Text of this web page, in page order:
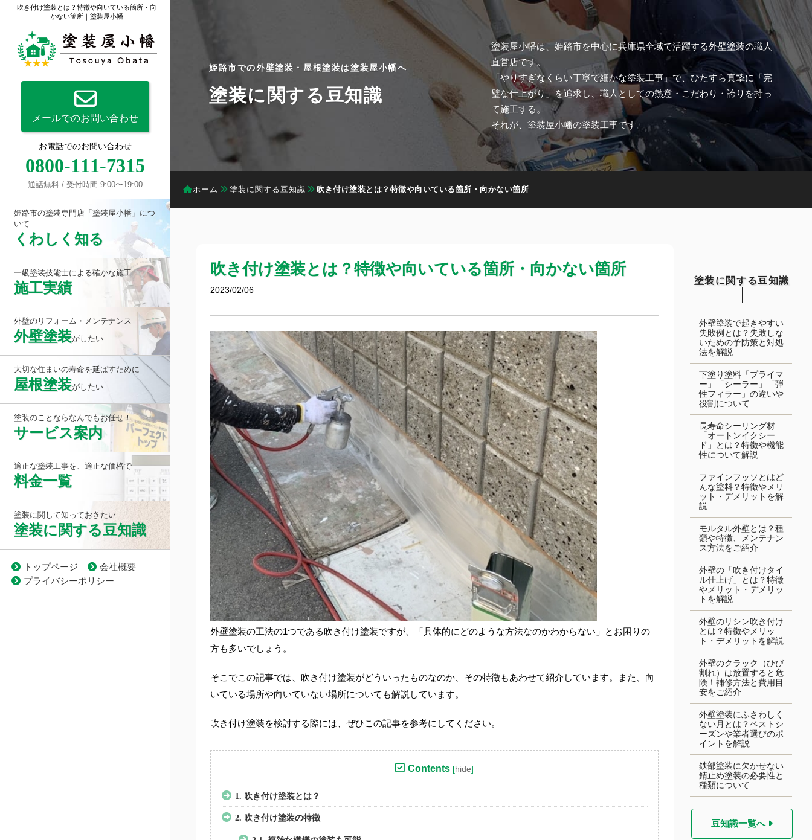
吹き付け塗装とは？特徴や向いている箇所・向
かない箇所｜塗装屋小幡
メールでのお問い合わせ
お電話でのお問い合わせ
0800-111-7315
通話無料 / 受付時間 9:00〜19:00
姫路市の塗装専門店「塗装屋小幡」につ
いて
くわしく知る
一級塗装技能士による確かな施工
施工実績
外壁のリフォーム・メンテナンス
外壁塗装がしたい
大切な住まいの寿命を延ばすために
屋根塗装がしたい
塗装のことならなんでもお任せ！
サービス案内
適正な塗装工事を、適正な価格で
料金一覧
塗装に関して知っておきたい
塗装に関する豆知識
トップページ
会社概要
プライバシーポリシー
姫路市での外壁塗装・屋根塗装は塗装屋小幡へ
塗装に関する豆知識
塗装屋小幡は、姫路市を中心に兵庫県全域で活躍する外壁塗装の職人
直営店です。
「やりすぎなくらい丁寧で細かな塗装工事」で、ひたすら真摯に「完
璧な仕上がり」を追求し、職人としての熱意・こだわり・誇りを持っ
て施工する。
それが、塗装屋小幡の塗装工事です。
ホーム 塗装に関する豆知識 吹き付け塗装とは？特徴や向いている箇所・向かない箇所
吹き付け塗装とは？特徴や向いている箇所・向かない箇所
2023/02/06
外壁塗装の工法の1つである吹き付け塗装ですが、「具体的にどのような方法なのかわからない」とお困りの
方も多いでしょう。
そこでこの記事では、吹き付け塗装がどういったものなのか、その特徴もあわせて紹介しています。また、向
いている場所や向いていない場所についても解説しています。
吹き付け塗装を検討する際には、ぜひこの記事を参考にしてください。
Contents [hide]
1. 吹き付け塗装とは？
2. 吹き付け塗装の特徴
塗装に関する豆知識
外壁塗装で起きやすい
失敗例とは？失敗しな
いための予防策と対処
法を解説
下塗り塗料「プライマ
ー」「シーラー」「弾
性フィラー」の違いや
役割について
長寿命シーリング材
「オートンイクシー
ド」とは？特徴や機能
性について解説
ファインフッソとはど
んな塗料？特徴やメリ
ット・デメリットを解
説
モルタル外壁とは？種
類や特徴、メンテナン
ス方法をご紹介
外壁の「吹き付けタイ
ル仕上げ」とは？特徴
やメリット・デメリッ
トを解説
外壁のリシン吹き付け
とは？特徴やメリッ
ト・デメリットを解説
外壁のクラック（ひび
割れ）は放置すると危
険！補修方法と費用目
安をご紹介
外壁塗装にふさわしく
ない月とは？ベストシ
ーズンや業者選びのポ
イントを解説
鉄部塗装に欠かせない
錆止め塗装の必要性と
種類について
豆知識一覧へ